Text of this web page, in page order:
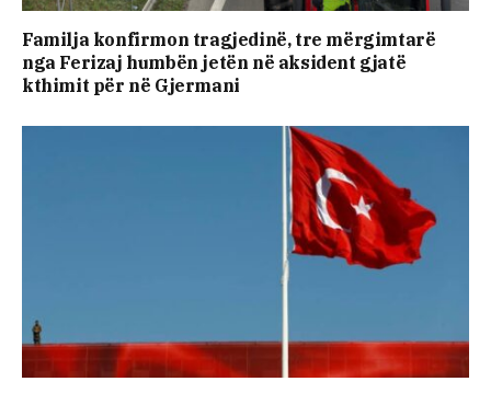
Familja konfirmon tragjedinë, tre mërgimtarë
nga Ferizaj humbën jetën në aksident gjatë
kthimit për në Gjermani